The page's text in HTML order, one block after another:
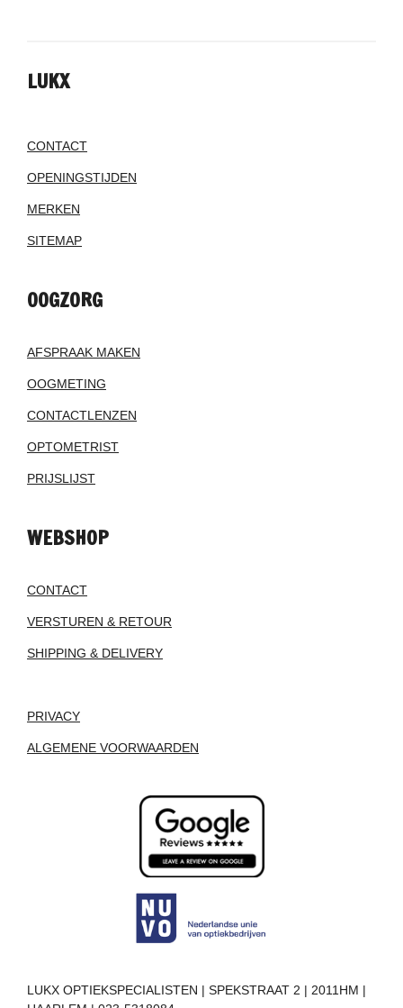
LUKX
CONTACT
OPENINGSTIJDEN
MERKEN
SITEMAP
OOGZORG
AFSPRAAK MAKEN
OOGMETING
CONTACTLENZEN
OPTOMETRIST
PRIJSLIJST
WEBSHOP
CONTACT
VERSTUREN & RETOUR
SHIPPING & DELIVERY
PRIVACY
ALGEMENE VOORWAARDEN
LUKX OPTIEKSPECIALISTEN | SPEKSTRAAT 2 | 2011HM |